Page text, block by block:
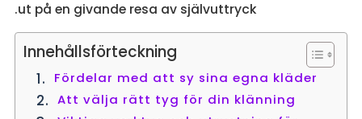
ut på en givande resa av självuttryck.
Innehållsförteckning
Fördelar med att sy sina egna kläder
Att välja rätt tyg för din klänning